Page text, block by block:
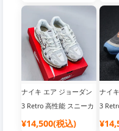
引セール中 愛好者必見
引セ
ナイキ エア ジョーダン
3 Retro 高性能 スニーカ
ー メンズ用 人気商品 ス
¥14,500(税込)
ナイ
3
ー メ